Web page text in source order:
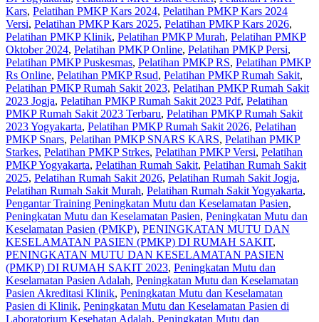
Kars, Pelatihan PMKP Kars 2024, Pelatihan PMKP Kars 2024
Versi, Pelatihan PMKP Kars 2025, Pelatihan PMKP Kars 2026,
Pelatihan PMKP Klinik, Pelatihan PMKP Murah, Pelatihan PMKP
Oktober 2024, Pelatihan PMKP Online, Pelatihan PMKP Persi,
Pelatihan PMKP Puskesmas, Pelatihan PMKP RS, Pelatihan PMKP
Rs Online, Pelatihan PMKP Rsud, Pelatihan PMKP Rumah Sakit,
Pelatihan PMKP Rumah Sakit 2023, Pelatihan PMKP Rumah Sakit
2023 Jogja, Pelatihan PMKP Rumah Sakit 2023 Pdf, Pelatihan
PMKP Rumah Sakit 2023 Terbaru, Pelatihan PMKP Rumah Sakit
2023 Yogyakarta, Pelatihan PMKP Rumah Sakit 2026, Pelatihan
PMKP Snars, Pelatihan PMKP SNARS KARS, Pelatihan PMKP
Starkes, Pelatihan PMKP Strkes, Pelatihan PMKP Versi, Pelatihan
PMKP Yogyakarta, Pelatihan Rumah Sakit‎, Pelatihan Rumah Sakit
2025, Pelatihan Rumah Sakit 2026, Pelatihan Rumah Sakit Jogja,
Pelatihan Rumah Sakit Murah, Pelatihan Rumah Sakit Yogyakarta,
Pengantar Training Peningkatan Mutu dan Keselamatan Pasien,
Peningkatan Mutu dan Keselamatan Pasien, Peningkatan Mutu dan
Keselamatan Pasien (PMKP), PENINGKATAN MUTU DAN
KESELAMATAN PASIEN (PMKP) DI RUMAH SAKIT,
PENINGKATAN MUTU DAN KESELAMATAN PASIEN
(PMKP) DI RUMAH SAKIT 2023, Peningkatan Mutu dan
Keselamatan Pasien Adalah, Peningkatan Mutu dan Keselamatan
Pasien Akreditasi Klinik, Peningkatan Mutu dan Keselamatan
Pasien di Klinik, Peningkatan Mutu dan Keselamatan Pasien di
Laboratorium Kesehatan Adalah, Peningkatan Mutu dan